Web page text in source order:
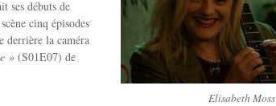
Elisabeth Moss
ses débuts de
cinq épisodes
derrière la caméra
» (S01E07) de